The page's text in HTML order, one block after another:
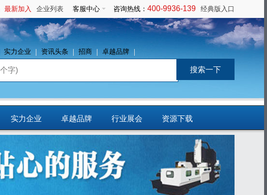
经典版入口
咨询热线： 400-9936-139
客服中心
企业列表
最新加入
实力企业 资讯头条 招商 卓越品牌
实力企业 卓越品牌 行业展会 资源下载
免费发布信息